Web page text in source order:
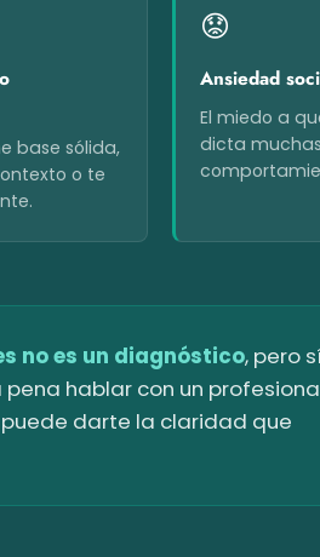
base sólida,
o te
😟
Ansiedad
El miedo a
dicta
no es un diagnóstico, pero
hablar con un
darte la claridad que